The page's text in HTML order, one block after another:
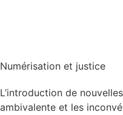
Numérisation et justice
L’introduction de
ambivalente et les